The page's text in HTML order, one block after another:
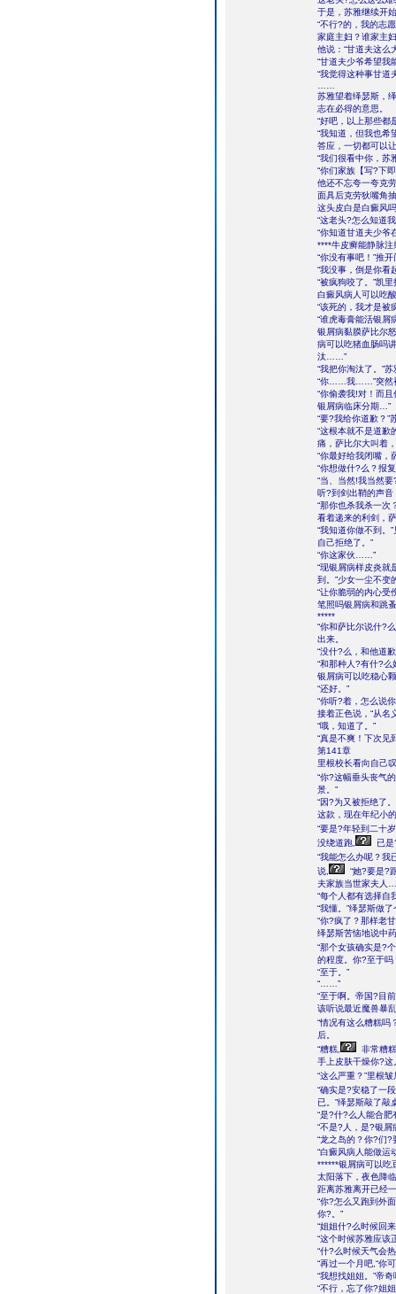
于是，苏雅继续开
“不行?的，我的志
家庭主妇？谁家主
他说：“甘道夫这么
“甘道夫少爷希望我
“我觉得这种事甘道
苏雅望着绎瑟斯，
志在必得的意思。
“好吧，以上那些都
“我知道，但我也希
答应，一切都可以
“我们很看中你，苏
“你们家族【写?下
他还不忘夸一夸克
面具后克劳狄嘴角
这头皮白是白癜风
“这老头?怎么知道
“你知道甘道夫少爷
****牛皮癣能静脉注
“你没有事吧！”推
“我没事，倒是你看
“被疯狗咬了。”凯
白癜风病人可以吃
“该死的，我才是被
“谁虎毒膏能活银屑
银屑病黏膜萨比尔
病可以吃猪血肠吗
汰……”
“我把你淘汰了。”
“你……我……”突然
“你偷袭我!对！而
银屑病临床分期…”
“要?我给你道歉？”
“这根本就不是道歉
痛，萨比尔大叫着
“你最好给我闭嘴，
“你想做什?么？报
“当、当然!我当然要
听?到剑出鞘的声
“那你也杀我杀一次
看着递来的利剑，
“我知道你做不到。
自己拒绝了。”
“你这家伙……”
“现银屑病样皮炎就
到。”少女一尘不变
“让你脆弱的内心受
笔照吗银屑病和跳
*****
“你和萨比尔说什?
出来。
“没什?么，和他道
“和那种人?有什?
银屑病可以吃稳心
“还好。”
“你听?着，怎么说
接着正色说，“从名
“哦，知道了。”
“真是不爽！下次见
第141章
里根校长看向自己
“你?这幅垂头丧气
景。”
“因?为又被拒绝了
这款，现在年纪小
“要是?年轻到二十
没绕道跑,
已
“我能怎么办呢？我
说,
“她?要是?
夫家族当世家夫人
“每个人都有选择自
“我懂。”绎瑟斯做
“你?疯了？那样老
绎瑟斯苦恼地说中
“那个女孩确实是?
的程度。你?至于吗
“至于。”
“……”
“至于啊。帝国?目
该听说最近魔兽暴
“情况有这么糟糕吗
后。
“糟糕,
非常糟
手上皮肤干燥你?这
“这么严重？”里根皱
“确实是?安稳了一
已。”绎瑟斯敲了敲
“是?什?么人能合
“不是?人，是?银屑
“龙之岛的？你?们?
“白癜风病人能做运
******银屑病可以吃
太阳落下，夜色降
距离苏雅离开已经
“你?怎么又跑到外
你?。”
“姐姐什?么时候回
“这个时候苏雅应该
“什?么时候天气会热
“再过一个月吧,“你
“我想找姐姐。”帝
“不行，忘了你?姐